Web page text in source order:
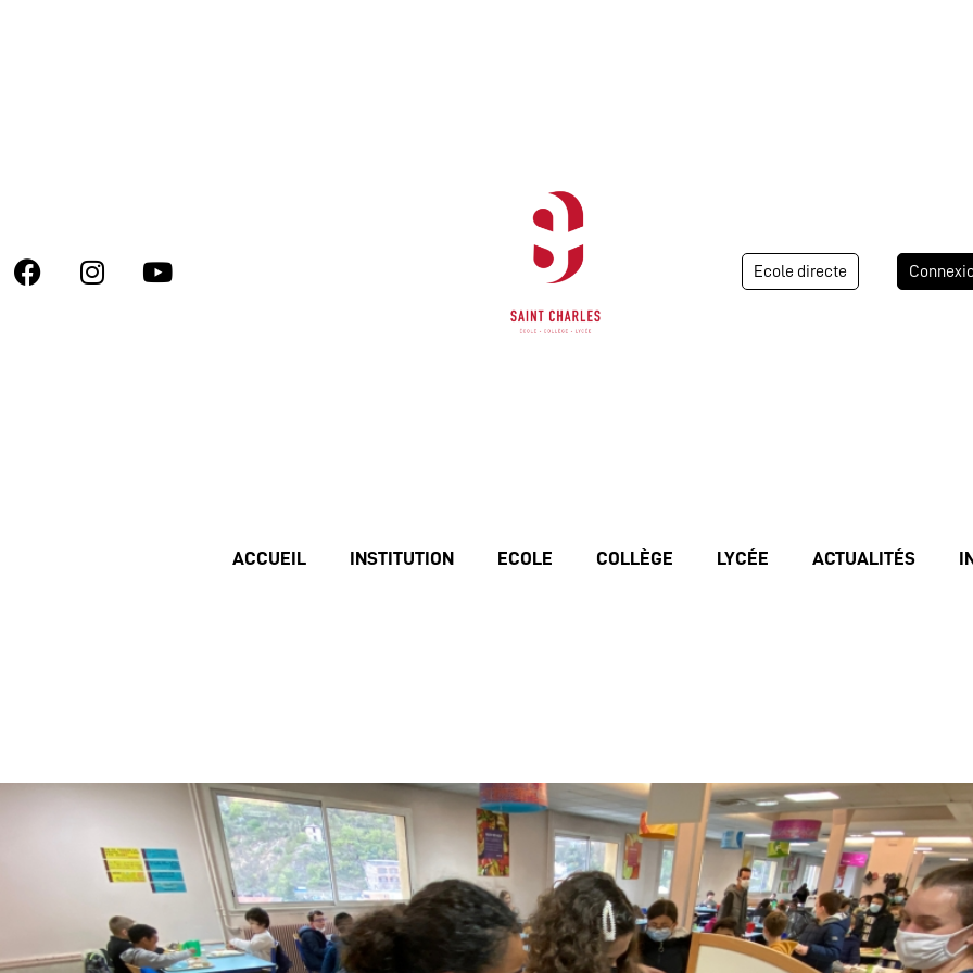
Ecole directe
ACCUEIL INSTITUTION ECOLE COLLÈGE LYCÉE ACTUALITÉS